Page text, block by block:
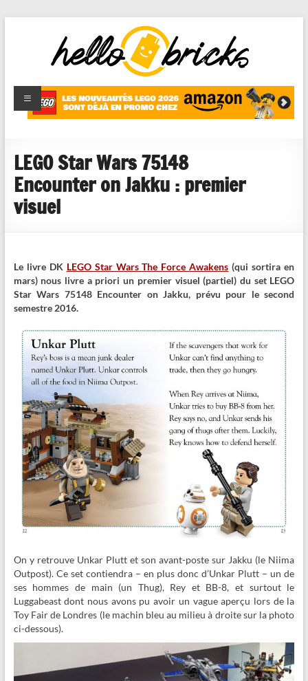
HelloBricks
Blog LEGO,
nouveaut�s
reviews
LEGO Star Wars 75148
Encounter on Jakku : premier
visuel
Le livre DK LEGO Star Wars The Force Awakens (qui sortira en
mars) nous livre a priori un premier visuel (partiel) du set LEGO
Star Wars 75148 Encounter on Jakku, prévu pour le second
semestre 2016.
On y retrouve Unkar Plutt et son avant-poste sur Jakku (le Niima
Outpost). Ce set contiendra – en plus donc d’Unkar Plutt – un de
ses hommes de main (un Thug), Rey et BB-8, et surtout le
Luggabeast dont nous avons pu avoir un vague aperçu lors de la
Toy Fair de Londres (le machin bleu au milieu à droite sur la photo
ci-dessous).